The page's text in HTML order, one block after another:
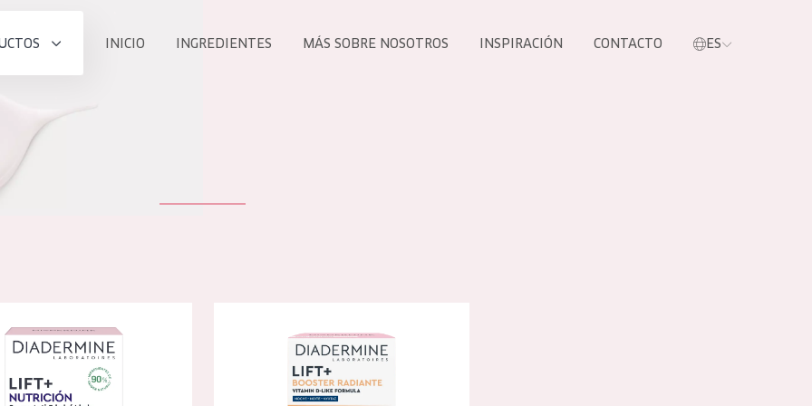
EDAD
Todas las edades
TODOS NUESTROS
PRODUCTOS
INICIO INGREDIENTES MÁS SOBRE NOSOTROS INSPIRACIÓN CONTACTO ES